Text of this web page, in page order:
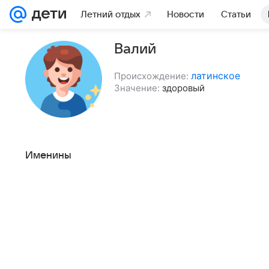
Летний отдых Новости Статьи
Валий
Происхождение: латинское
Значение: здоровый
Именины